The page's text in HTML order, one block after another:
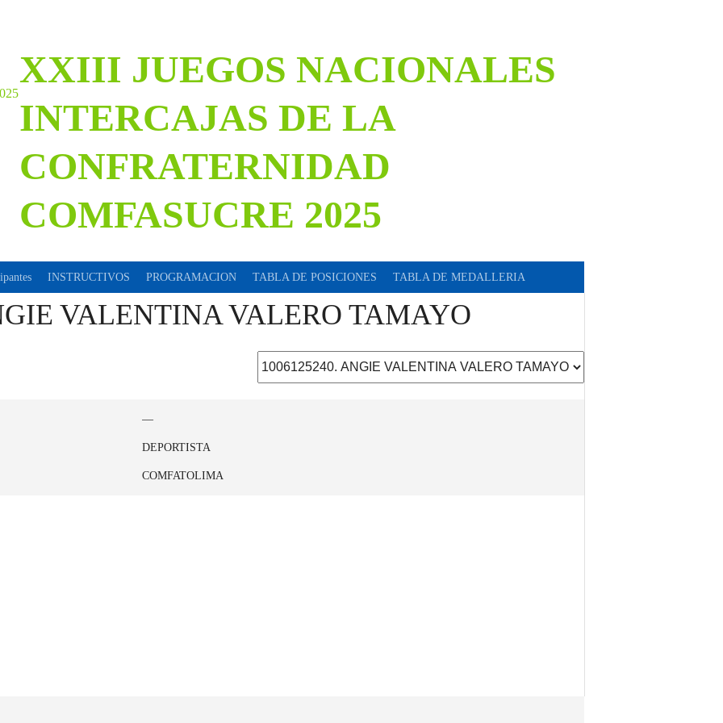
XXIII JUEGOS NACIONALES
INTERCAJAS DE LA
CONFRATERNIDAD
COMFASUCRE 2025
INSTRUCTIVOS PROGRAMACION TABLA DE POSICIONES TABLA DE MEDALLERIA
VALENTINA VALERO TAMAYO
—
DEPORTISTA
COMFATOLIMA